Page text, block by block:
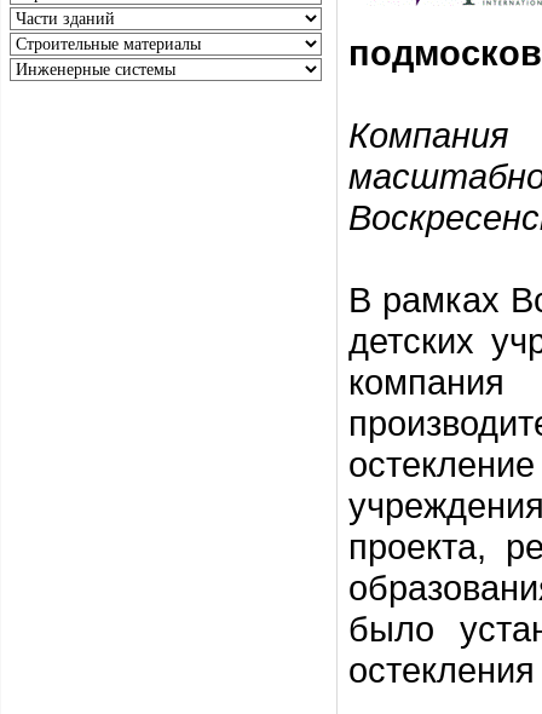
В рамках
детских
проекта,
было